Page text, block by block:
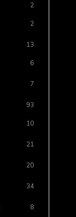
2
2
13
6
7
93
10
21
20
34
8